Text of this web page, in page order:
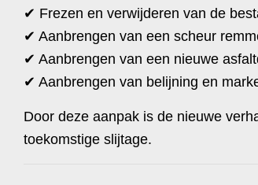
✔ Frezen en verwijderen van de
✔ Aanbrengen van een scheur
✔ Aanbrengen van een nieuwe
✔ Aanbrengen van belijning en
Door deze aanpak is de nieuwe
toekomstige slijtage.